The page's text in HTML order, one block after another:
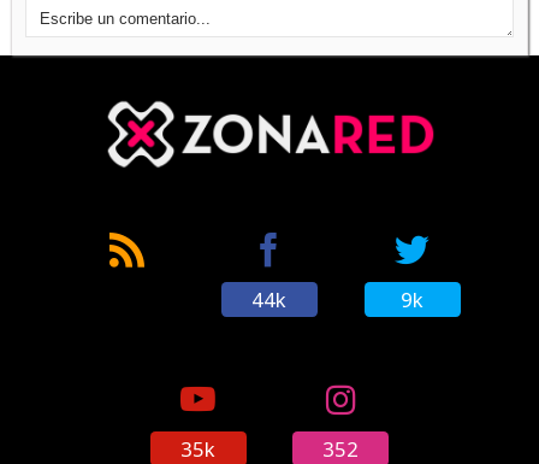
Se filtran las primeras imágenes del nuevo
Encuentran pistas de 'Resident Evil 3 Remake'
en 'Project Resistance' (04/10/2019)
Un DLC de 'Resident Evil 2 Remake' podría unir
el juego con 'Resident Evil 3 Remake'
(12/12/2019)
44k 9k
35k 352